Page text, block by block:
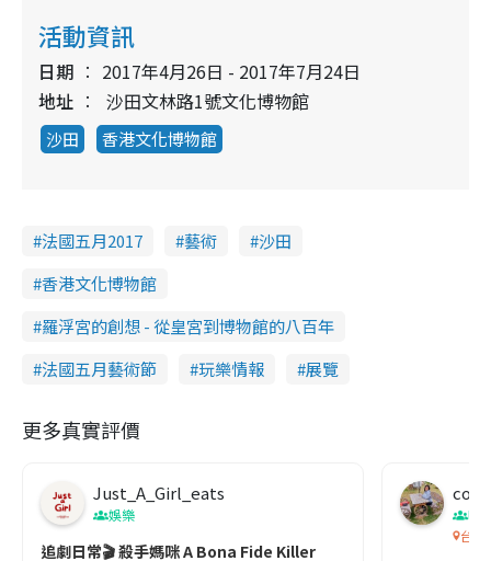
活動資訊
日期
2017年4月26日 - 2017年7月24日
地址
沙田文林路1號文化博物館
沙田 香港文化博物館
法國五月2017 藝術
沙田
香港文化博物館
羅浮宮的創想 - 從皇宮到博物館的八百年
法國五月藝術節
玩樂情報 展覽
更多真實評價
Just_A_Girl_eats
娛樂
追劇日常🎬 殺手媽咪 A Bona Fide Killer
co
吹
台灣